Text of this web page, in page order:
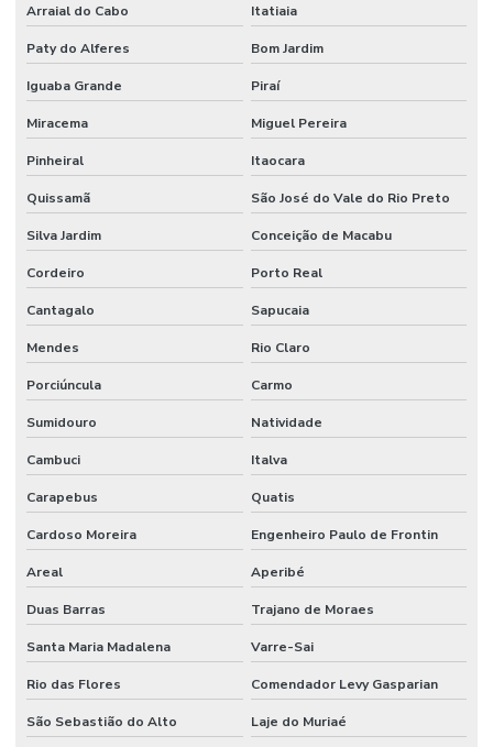
Arraial do Cabo Itatiaia
Paty do Alferes Bom Jardim
Iguaba Grande Piraí
Miracema Miguel Pereira
Pinheiral Itaocara
Quissamã São José do Vale do Rio Preto
Silva Jardim Conceição de Macabu
Cordeiro Porto Real
Cantagalo Sapucaia
Mendes Rio Claro
Porciúncula Carmo
Sumidouro Natividade
Cambuci Italva
Carapebus Quatis
Cardoso Moreira Engenheiro Paulo de Frontin
Areal Aperibé
Duas Barras Trajano de Moraes
Santa Maria Madalena Varre-Sai
Rio das Flores Comendador Levy Gasparian
São Sebastião do Alto Laje do Muriaé